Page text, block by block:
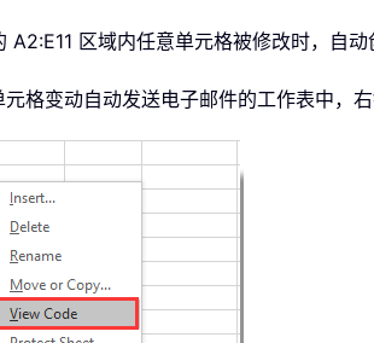
A2:E11 区域内任意单元格被修改时，自
元格变动自动发送电子邮件的工作表中，